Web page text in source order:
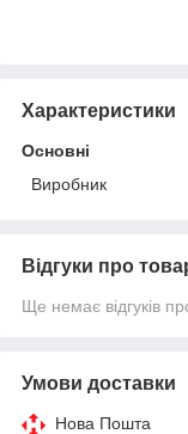
Характеристики
Основні
Виробник
Відгуки про
Ще немає відгуків
Умови доставки
Нова Пошта